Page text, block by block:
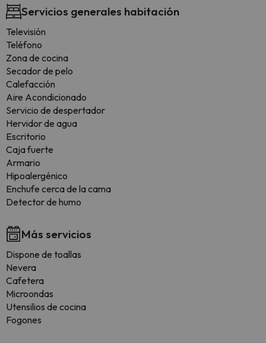
Servicios generales habitación
Televisión
Teléfono
Zona de cocina
Secador de pelo
Calefacción
Aire Acondicionado
Servicio de despertador
Hervidor de agua
Escritorio
Caja fuerte
Armario
Hipoalergénico
Enchufe cerca de la cama
Detector de humo
Más servicios
Dispone de toallas
Nevera
Cafetera
Microondas
Utensilios de cocina
Fogones